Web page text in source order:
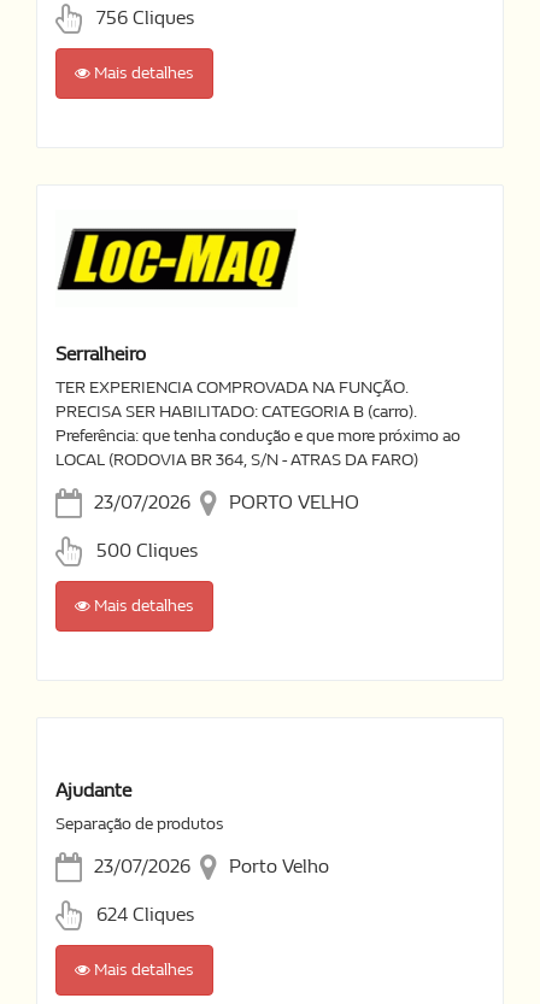
756 Cliques
Mais detalhes
Serralheiro
TER EXPERIENCIA COMPROVADA NA FUNÇÃO.
PRECISA SER HABILITADO: CATEGORIA B (carro).
Preferência: que tenha condução e que more próximo ao
LOCAL (RODOVIA BR 364, S/N - ATRAS DA FARO)
23/07/2026 PORTO VELHO
500 Cliques
Mais detalhes
Ajudante
Separação de produtos
23/07/2026 Porto Velho
624 Cliques
Mais detalhes